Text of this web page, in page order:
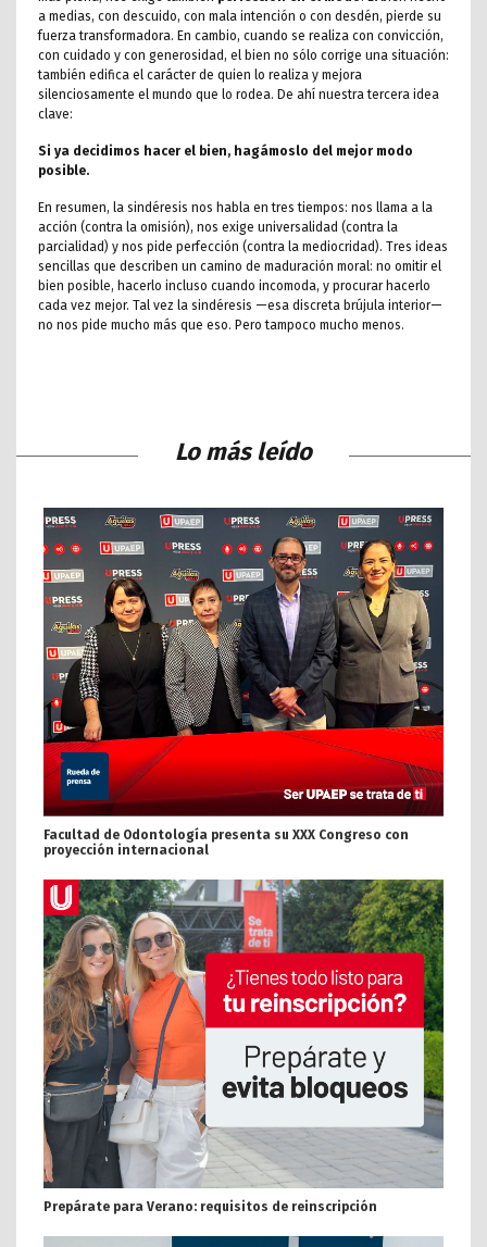
a medias, con descuido, con mala intención o con desdén, pierde su
fuerza transformadora. En cambio, cuando se realiza con convicción,
con cuidado y con generosidad, el bien no sólo corrige una situación:
también edifica el carácter de quien lo realiza y mejora
silenciosamente el mundo que lo rodea. De ahí nuestra tercera idea
clave:
Si ya decidimos hacer el bien, hagámoslo del mejor modo
posible.
En resumen, la sindéresis nos habla en tres tiempos: nos llama a la
acción (contra la omisión), nos exige universalidad (contra la
parcialidad) y nos pide perfección (contra la mediocridad). Tres ideas
sencillas que describen un camino de maduración moral: no omitir el
bien posible, hacerlo incluso cuando incomoda, y procurar hacerlo
cada vez mejor. Tal vez la sindéresis —esa discreta brújula interior—
no nos pide mucho más que eso. Pero tampoco mucho menos.
Lo más leído
Facultad de Odontología presenta su XXX Congreso con
proyección internacional
Prepárate para Verano: requisitos de reinscripción